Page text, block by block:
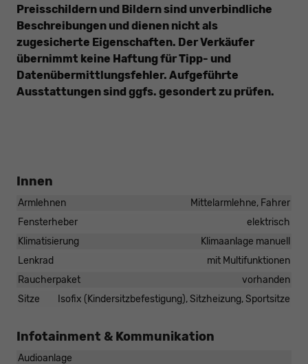
Preisschildern und Bildern sind unverbindliche
Beschreibungen und dienen nicht als
zugesicherte Eigenschaften. Der Verkäufer
übernimmt keine Haftung für Tipp- und
Datenübermittlungsfehler. Aufgeführte
Ausstattungen sind ggfs. gesondert zu prüfen.
Innen
Armlehnen
Mittelarmlehne, Fahrer
Fensterheber
elektrisch
Klimatisierung
Klimaanlage manuell
Lenkrad
mit Multifunktionen
Raucherpaket
vorhanden
Sitze
Isofix (Kindersitzbefestigung), Sitzheizung, Sportsitze
Infotainment & Kommunikation
Audioanlage